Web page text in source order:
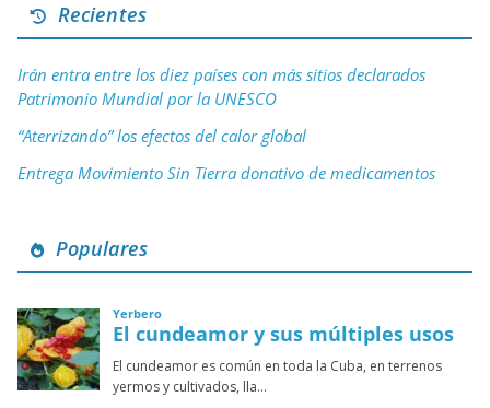
Recientes
Irán entra entre los diez países con más sitios declarados
Patrimonio Mundial por la UNESCO
“Aterrizando” los efectos del calor global
Entrega Movimiento Sin Tierra donativo de medicamentos
Populares